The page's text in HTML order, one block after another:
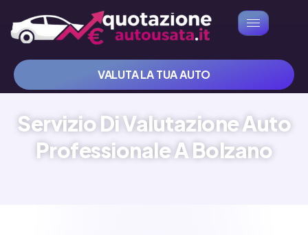
VALUTA LA TUA AUTO
Servizio Di Valutazione Auto
Professionale A Bolzano